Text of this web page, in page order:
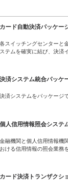
カード自動決済パッケー
各スイッチングセンターと
ステムを確実に結び、決済
決済システム統合パッケ
決済システムをパッケージ
個人信用情報照会シス
金融機関と個人信用情報機
おける信用情報の照会業務
カード決済トランザクシ